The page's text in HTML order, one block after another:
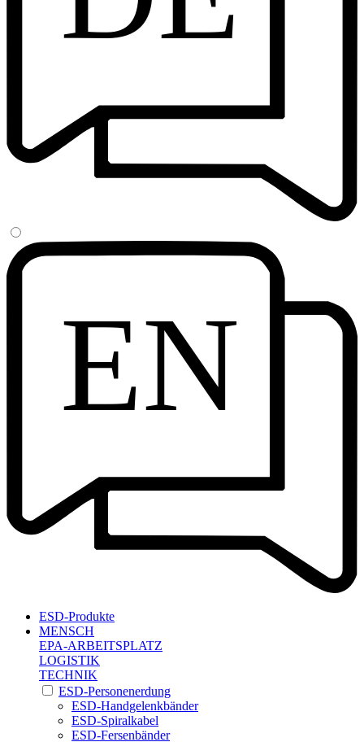
EN
ESD-Produkte
MENSCH
EPA-ARBEITSPLATZ
LOGISTIK
TECHNIK
ESD-Personenerdung
ESD-Handgelenkbänder
ESD-Spiralkabel
ESD-Fersenbänder